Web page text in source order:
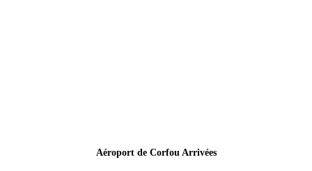
Aéroport de Corfou Arrivées